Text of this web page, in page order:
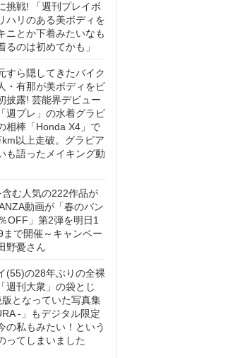
挑戦! 「週刊プレイボ
ハリのある美ボディを
ニとか下着みたいなも
るのは初めてかも」
すら隠してきたバイク
・有那が美ボディをビ
披露! 芸能界デビュー
週プレ」の水着グラビ
相棒「Honda X4」で
以上走破。グラビア
も語ったメイキング動
む人気の222作品が
動画が「春のパン
OFF」第2弾を明日1
まで開催～キャンペー
野憂さん
(55)の28年ぶりの全裸
週刊大衆」の袋とじ
となっていた写真集
-」もデジタル限定
の私もみたい！という
ってしまいました